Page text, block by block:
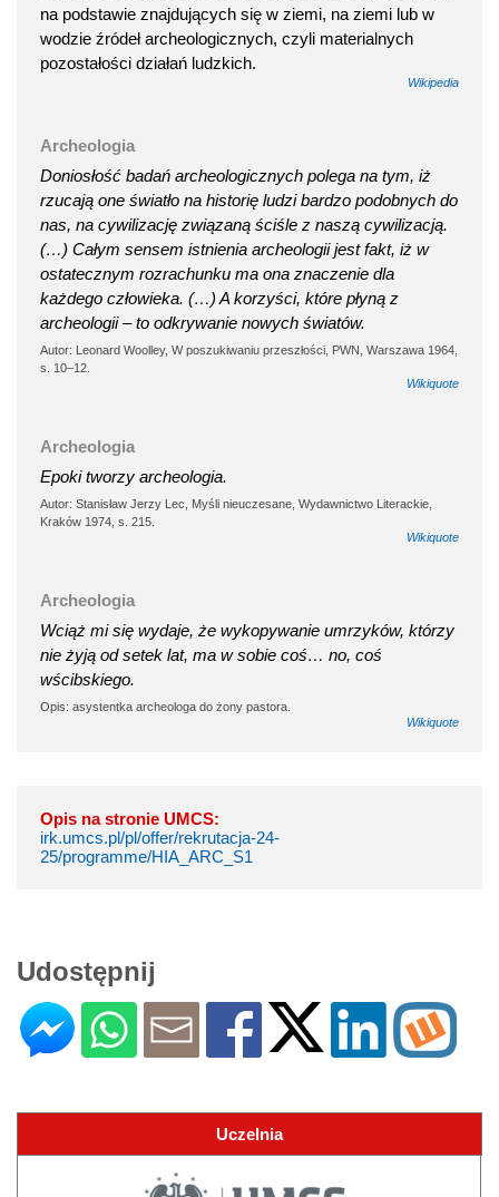
na podstawie znajdujących się w ziemi, na ziemi lub w
wodzie źródeł archeologicznych, czyli materialnych
pozostałości działań ludzkich.
Wikipedia
Archeologia
Doniosłość badań archeologicznych polega na tym, iż
rzucają one światło na historię ludzi bardzo podobnych do
nas, na cywilizację związaną ściśle z naszą cywilizacją.
(…) Całym sensem istnienia archeologii jest fakt, iż w
ostatecznym rozrachunku ma ona znaczenie dla
każdego człowieka. (…) A korzyści, które płyną z
archeologii – to odkrywanie nowych światów.
Autor: Leonard Woolley, W poszukiwaniu przeszłości, PWN, Warszawa 1964,
s. 10–12.
Wikiquote
Archeologia
Epoki tworzy archeologia.
Autor: Stanisław Jerzy Lec, Myśli nieuczesane, Wydawnictwo Literackie,
Kraków 1974, s. 215.
Wikiquote
Archeologia
Wciąż mi się wydaje, że wykopywanie umrzyków, którzy
nie żyją od setek lat, ma w sobie coś… no, coś
wścibskiego.
Opis: asystentka archeologa do żony pastora.
Wikiquote
Opis na stronie UMCS:
irk.umcs.pl/pl/offer/rekrutacja-24-
25/programme/HIA_ARC_S1
Udostępnij
Uczelnia